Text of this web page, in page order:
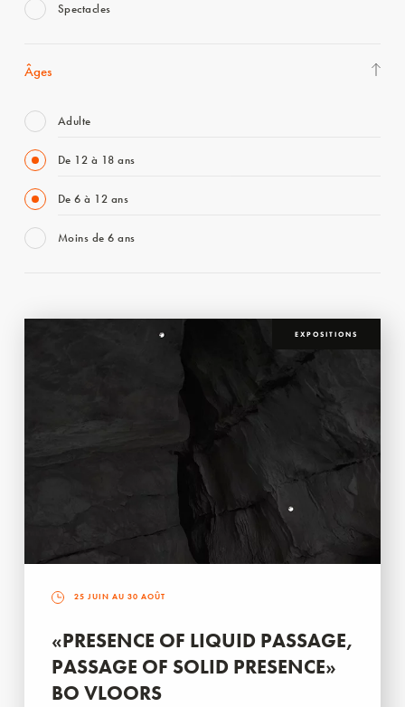
Spectacles
Âges
Adulte
De 12 à 18 ans
De 6 à 12 ans
Moins de 6 ans
EXPOSITIONS
25 JUIN AU 30 AOÛT
«PRESENCE OF LIQUID PASSAGE,
PASSAGE OF SOLID PRESENCE»
BO VLOORS